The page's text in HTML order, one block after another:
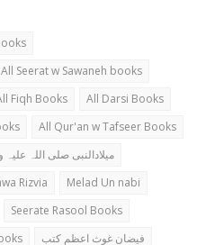
All Seerat w Sawaneh books
Fiqh Books
All Darsi Books
All Qur'an w Tafseer Books
میلادالنبی صلی اللہ
Rizvia
Melad Un nabi
Seerate Rasool Books
فیضان غوث اعظم کتب